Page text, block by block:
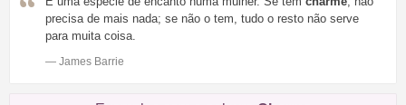
precisa de mais nada; se não o tem, tudo o resto não serve
para muita coisa.
— James Barrie